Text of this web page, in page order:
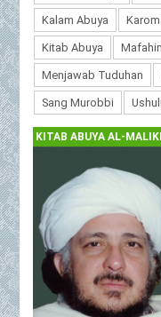
Kalam Abuya
Kitab Abuya
Menjawab Tuduhan
Sang Murobbi
KITAB ABUYA AL-MALIKI